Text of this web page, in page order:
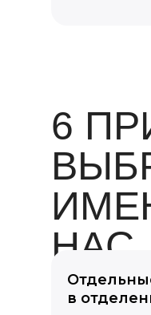
6
НАС
в